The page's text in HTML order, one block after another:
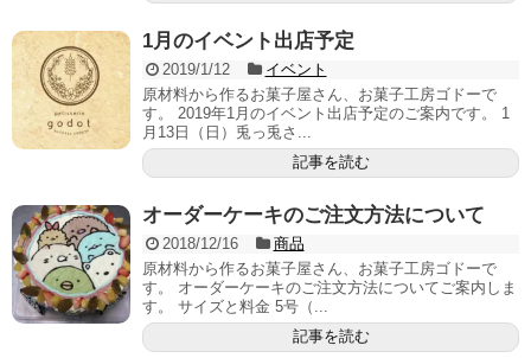
1月のイベント出店予定
2019/1/12
イベント
原材料から作るお菓子屋さん、お菓子工房ゴドーで
す。 2019年1月のイベント出店予定のご案内です。 1
月13日（日）兎っ兎さ...
記事を読む
オーダーケーキのご注文方法について
2018/12/16
商品
原材料から作るお菓子屋さん、お菓子工房ゴドーで
す。 オーダーケーキのご注文方法についてご案内しま
す。 サイズと料金 5号（...
記事を読む